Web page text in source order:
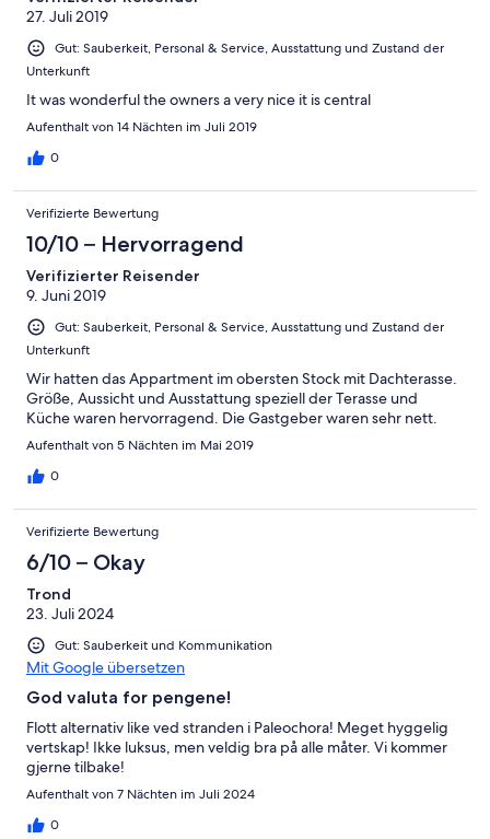
27. Juli 2019
Gut: Sauberkeit, Personal & Service, Ausstattung und Zustand der
Unterkunft
It was wonderful the owners a very nice it is central
Aufenthalt von 14 Nächten im Juli 2019
0
Verifizierte Bewertung
10/10 – Hervorragend
Verifizierter Reisender
9. Juni 2019
Gut: Sauberkeit, Personal & Service, Ausstattung und Zustand der
Unterkunft
Wir hatten das Appartment im obersten Stock mit Dachterasse.
Größe, Aussicht und Ausstattung speziell der Terasse und
Küche waren hervorragend. Die Gastgeber waren sehr nett.
Aufenthalt von 5 Nächten im Mai 2019
0
Verifizierte Bewertung
6/10 – Okay
Trond
23. Juli 2024
Gut: Sauberkeit und Kommunikation
Mit Google übersetzen
God valuta for pengene!
Flott alternativ like ved stranden i Paleochora! Meget hyggelig
vertskap! Ikke luksus, men veldig bra på alle måter. Vi kommer
gjerne tilbake!
Aufenthalt von 7 Nächten im Juli 2024
0